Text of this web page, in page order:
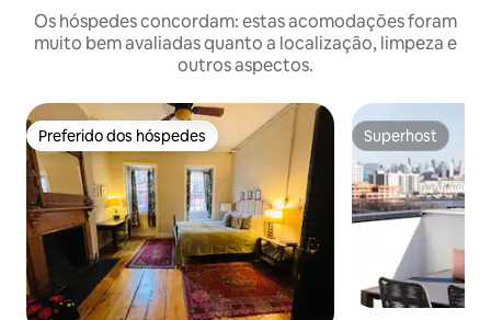
Os hóspedes concordam: estas acomodações foram
muito bem avaliadas quanto a localização, limpeza e
outros aspectos.
Preferido dos hóspedes
Preferido dos hóspedes Superhost
Superhost